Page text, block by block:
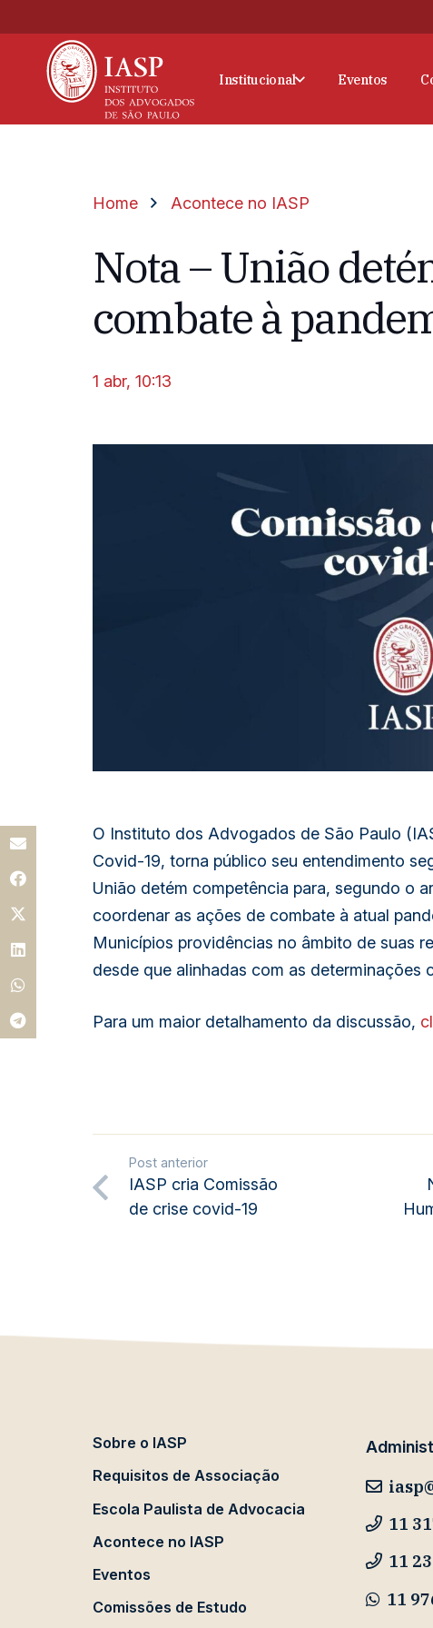
Institucional Eventos
Home Acontece no IASP
Nota – União
combate à
1 abr, 10:13
O Instituto dos Advogados de São Paulo
Covid-19, torna público seu entendimento
União detém competência para, segundo o
coordenar as ações de combate à atual
Municípios providências no âmbito de suas
desde que alinhadas com as determinações
Para um maior detalhamento da discussão,
Post anterior
IASP cria Comissão
de crise covid-19
Sobre o IASP
Requisitos de Associação
Escola Paulista de Advocacia
Acontece no IASP
Eventos
Comissões de Estudo
11
11
11